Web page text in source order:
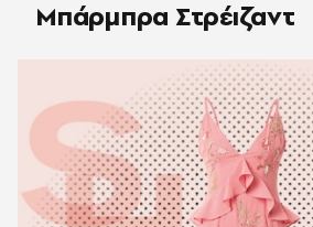
Μπάρμπρα Στρέιζαντ